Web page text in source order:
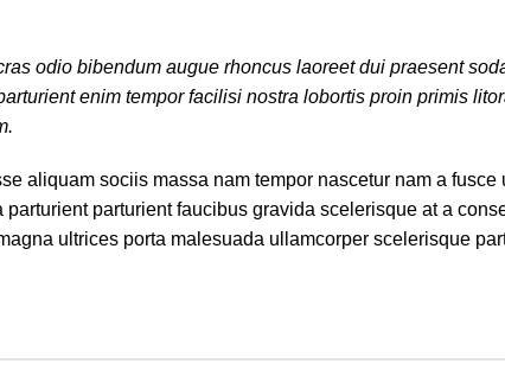
odio bibendum augue rhoncus laoreet dui praesent
enim tempor facilisi nostra lobortis proin primis
aliquam sociis massa nam tempor nascetur nam a fusce
parturient faucibus gravida scelerisque at a
ultrices porta malesuada ullamcorper scelerisque